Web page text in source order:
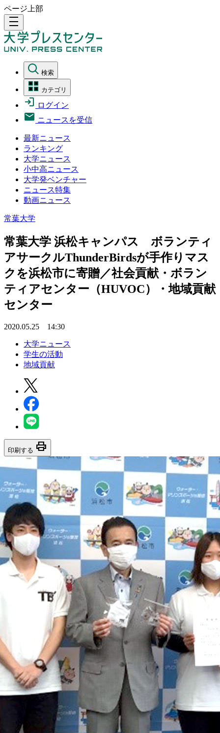
ページ上部
density_medium
検索
カテゴリ
ログイン
ニュースを受信
最新ニュース
ランキング
大学ニュース
小中高ニュース
大学発ベンチャー
ニュース特集
動画ニュース
常葉大学
常葉大学 浜松キャンパス ボランティ
アサークルThunderBirdsが手作りマス
クを浜松市に寄贈／社会貢献・ボラン
ティアセンター（HUVOC）・地域貢献
センター
2020.05.25 14:30
大学ニュース
学生の活動
地域貢献
印刷する print